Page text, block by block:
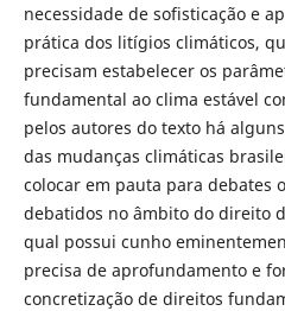
necessidade de sofisticação e
prática dos litígios climáticos,
precisam estabelecer os
fundamental ao clima estável
pelos autores do texto há
das mudanças climáticas
colocar em pauta para debates
debatidos no âmbito do direito
qual possui cunho
precisa de aprofundamento e
concretização de direitos